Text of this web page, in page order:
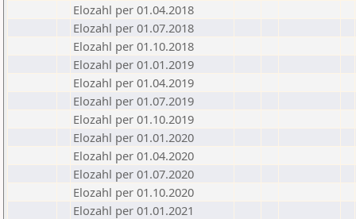
Elozahl per 01.04.2018
Elozahl per 01.07.2018
Elozahl per 01.10.2018
Elozahl per 01.01.2019
Elozahl per 01.04.2019
Elozahl per 01.07.2019
Elozahl per 01.10.2019
Elozahl per 01.01.2020
Elozahl per 01.04.2020
Elozahl per 01.07.2020
Elozahl per 01.10.2020
Elozahl per 01.01.2021